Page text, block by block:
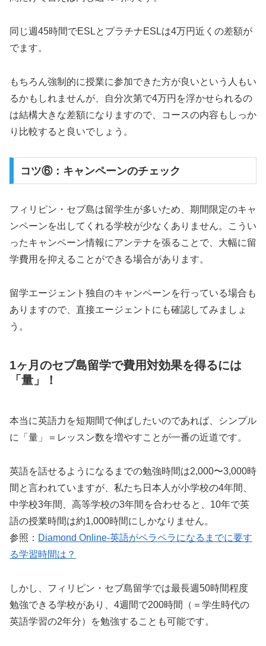
同じ週45時間でESLとプラチナESLは4万円近くの差額が
でます。
もちろん強制的に授業に参加できた方が良いという人もい
るかもしれませんが、自分次第で4万円を浮かせられるの
は結構大きな差額になりますので、コースの内容もしっか
り比較すると良いでしょう。
コツ⑥：キャンペーンのチェック
フィリピン・セブ島は留学生が多いため、期間限定のキャ
ンペーンを出してくれる学校が少なくありません。こうい
ったキャンペーン情報にアンテナを張ることで、大幅に留
学費用を抑えることができる場合があります。
留学エージェント独自のキャンペーンを行っている場合も
ありますので、直接エージェントにも確認してみましょ
う。
1ヶ月のセブ島留学で費用対効果を得るには
「量」！
本当に英語力を短期間で伸ばしたいのであれば、シンプル
に「量」＝レッスン数を増やすことが一番の近道です。
英語を話せるようになるまでの勉強時間は2,000〜3,000時
間と言われていますが、私たち日本人が小学校の4年間、
中学校3年間、高等学校の3年間を合わせると、10年で英
語の授業時間は約1,000時間にしかなりません。
参照： Diamond Online-英語がペラペラになるまでに要す
る学習時間は？
しかし、フィリピン・セブ島留学では最長週50時間程度
勉強できる学校があり、4週間で200時間（＝学生時代の
英語学習の2年分）を勉強することも可能です。